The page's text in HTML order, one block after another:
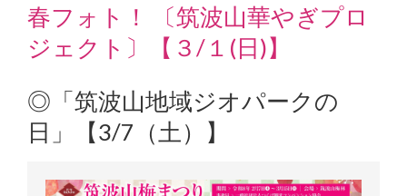
春フォト！ 〔筑波山華やぎプロ
ジェクト〕【３/１(日)】
◎ 「筑波山地域ジオパークの
日」
【3/7（土）】